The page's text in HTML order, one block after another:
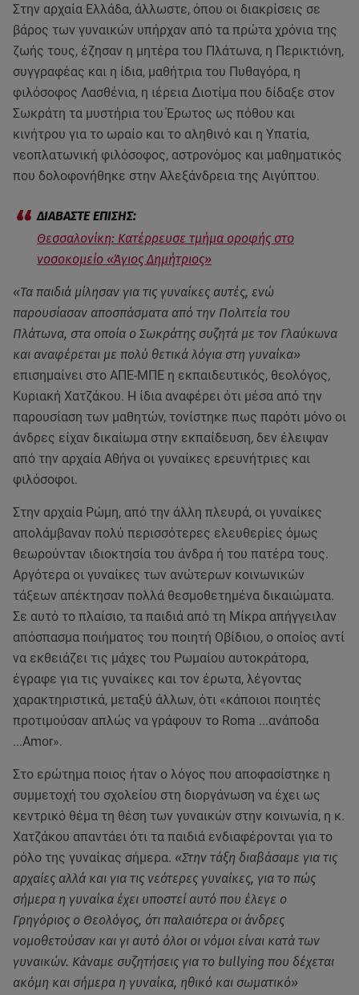
Στην αρχαία Ελλάδα, άλλωστε, όπου οι διακρίσεις σε
βάρος των γυναικών υπήρχαν από τα πρώτα χρόνια της
ζωής τους, έζησαν η μητέρα του Πλάτωνα, η Περικτιόνη,
συγγραφέας και η ίδια, μαθήτρια του Πυθαγόρα, η
φιλόσοφος Λασθένια, η ιέρεια Διοτίμα που δίδαξε στον
Σωκράτη τα μυστήρια του Έρωτος ως πόθου και
κινήτρου για το ωραίο και το αληθινό και η Υπατία,
νεοπλατωνική φιλόσοφος, αστρονόμος και μαθηματικός
που δολοφονήθηκε στην Αλεξάνδρεια της Αιγύπτου.
Θεσσαλονίκη: Κατέρρευσε τμήμα οροφής στο
νοσοκομείο «Άγιος Δημήτριος»
«Τα παιδιά μίλησαν για τις γυναίκες αυτές, ενώ
παρουσίασαν αποσπάσματα από την Πολιτεία του
Πλάτωνα, στα οποία ο Σωκράτης συζητά με τον Γλαύκωνα
και αναφέρεται με πολύ θετικά λόγια στη γυναίκα»
επισημαίνει στο ΑΠΕ-ΜΠΕ η εκπαιδευτικός, θεολόγος,
Κυριακή Χατζάκου. Η ίδια αναφέρει ότι μέσα από την
παρουσίαση των μαθητών, τονίστηκε πως παρότι μόνο οι
άνδρες είχαν δικαίωμα στην εκπαίδευση, δεν έλειψαν
από την αρχαία Αθήνα οι γυναίκες ερευνήτριες και
φιλόσοφοι.
Στην αρχαία Ρώμη, από την άλλη πλευρά, οι γυναίκες
απολάμβαναν πολύ περισσότερες ελευθερίες όμως
θεωρούνταν ιδιοκτησία του άνδρα ή του πατέρα τους.
Αργότερα οι γυναίκες των ανώτερων κοινωνικών
τάξεων απέκτησαν πολλά θεσμοθετημένα δικαιώματα.
Σε αυτό το πλαίσιο, τα παιδιά από τη Μίκρα απήγγειλαν
απόσπασμα ποιήματος του ποιητή Οβίδιου, ο οποίος αντί
να εκθειάζει τις μάχες του Ρωμαίου αυτοκράτορα,
έγραφε για τις γυναίκες και τον έρωτα, λέγοντας
χαρακτηριστικά, μεταξύ άλλων, ότι «κάποιοι ποιητές
προτιμούσαν απλώς να γράφουν το Roma ...ανάποδα
...Amor».
Στο ερώτημα ποιος ήταν ο λόγος που αποφασίστηκε η
συμμετοχή του σχολείου στη διοργάνωση να έχει ως
κεντρικό θέμα τη θέση των γυναικών στην κοινωνία, η κ.
Χατζάκου απαντάει ότι τα παιδιά ενδιαφέρονται για το
ρόλο της γυναίκας σήμερα. «Στην τάξη διαβάσαμε για τις
αρχαίες αλλά και για τις νεότερες γυναίκες, για το πώς
σήμερα η γυναίκα έχει υποστεί αυτό που έλεγε ο
Γρηγόριος ο Θεολόγος, ότι παλαιότερα οι άνδρες
νομοθετούσαν και γι αυτό όλοι οι νόμοι είναι κατά των
γυναικών. Κάναμε συζητήσεις για το bullying που δέχεται
ακόμη και σήμερα η γυναίκα, ηθικό και σωματικό»